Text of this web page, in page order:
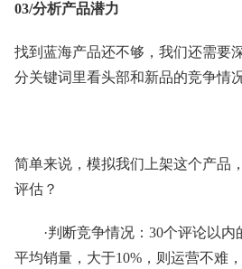
03/分析产品潜力
找到蓝海产品还不够，我们还需要
分关键词里看头部和新品的竞争情况
简单来说，模拟我们上架这个产品
评估？
·判断竞争情况：30个评论以
平均销量，大于10%，则运营不难